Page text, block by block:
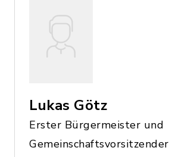
Lukas Götz
Erster Bürgermeister und
Gemeinschaftsvorsitzender